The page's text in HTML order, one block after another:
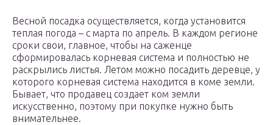
Весной посадка осуществляется, когда установится
теплая погода – с марта по апрель. В каждом регионе
сроки свои, главное, чтобы на саженце
сформировалась корневая система и полностью не
раскрылись листья. Летом можно посадить деревце, у
которого корневая система находится в коме земли.
Бывает, что продавец создает ком земли
искусственно, поэтому при покупке нужно быть
внимательнее.